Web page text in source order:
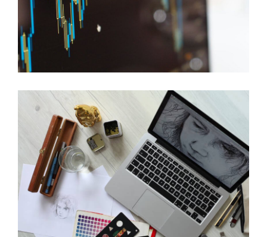
ENTERPRISE-LÖSUNGEN
Streaming und Replikation